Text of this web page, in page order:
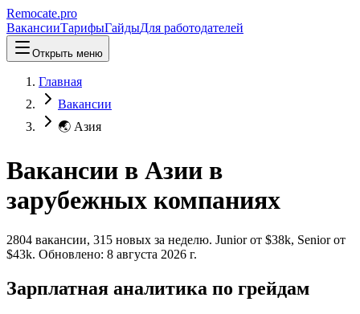
Remocate.pro
ВакансииТарифыГайдыДля работодателей
Открыть меню
Главная
Вакансии
🌏 Азия
Вакансии в Азии в
зарубежных компаниях
2804 вакансии, 315 новых за неделю. Junior от $38k, Senior от
$43k. Обновлено: 8 августа 2026 г.
Зарплатная аналитика по грейдам